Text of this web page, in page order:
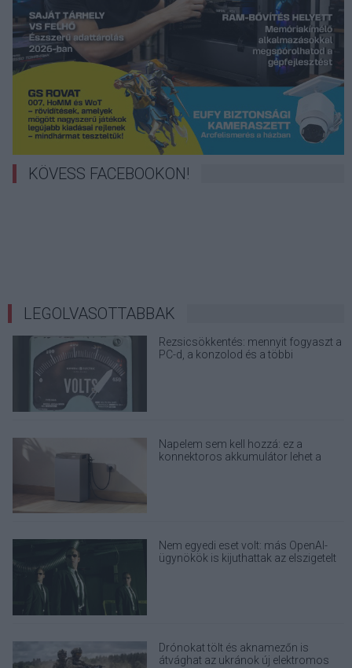
KÖVESS FACEBOOKON!
LEGOLVASOTTABBAK
Rezsicsökkentés: mennyit fogyaszt a
PC-d, a konzolod és a többi
Napelem sem kell hozzá: ez a
konnektoros akkumulátor lehet a
Nem egyedi eset volt: más OpenAI-
ügynökök is kijuthattak az elszigetelt
Drónokat tölt és aknamezőn is
átvághat az ukránok új elektromos